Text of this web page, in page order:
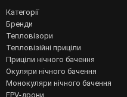
Категорії
Бренди
Тепловізори
Тепловізійні приціли
Приціли нічного бачення
Окуляри нічного бачення
Монокуляри нічного бачення
FPV-дрони